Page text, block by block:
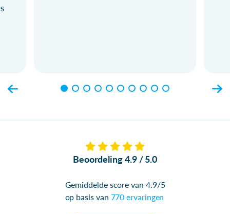
Beoordeling 4.9 / 5.0
Gemiddelde score van 4.9/5
op basis van 770 ervaringen